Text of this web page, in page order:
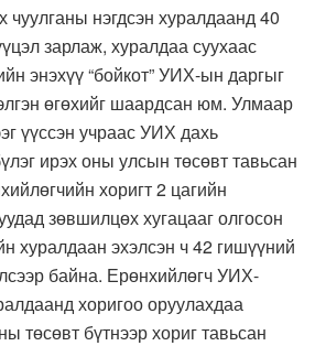
нэгдсэн хуралдаанд 40
зарлаж, хуралдаа суухаас
энэхүү “бойкот” УИХ-ын даргыг
өгөхийг шаардсан юм. Улмаар
үүссэн учраас УИХ дахь
ирэх оны улсын төсөвт тавьсан
хоригт 2 цагийн
зөвшилцөх хугацааг олгосон
хуралдаан эхэлсэн ч 42 гишүүний
байна. Ерөнхийлөгч УИХ-
хоригоо оруулахдаа
төсөвт бүтнээр хориг тавьсан